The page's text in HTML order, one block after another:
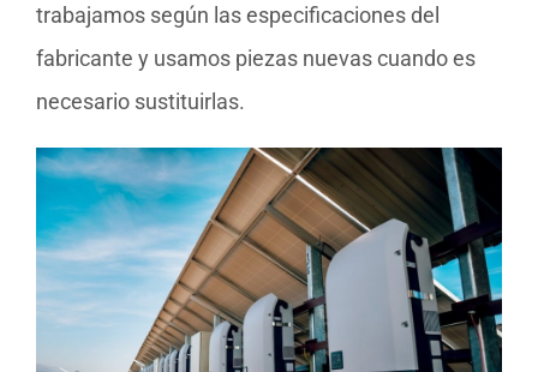
trabajamos según las especificaciones del
fabricante y usamos piezas nuevas cuando es
necesario sustituirlas.